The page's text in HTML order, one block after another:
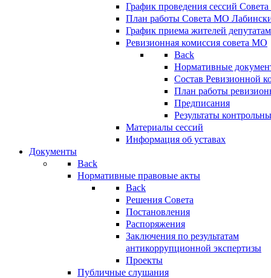
График проведения сессий
План работы Совета МО
График приема жителей
Ревизионная комиссия совета МО
Back
Нормативные
Состав Ревизионной
План работы
Предписания
Результаты
Материалы сессий
Информация об уставах
Документы
Back
Нормативные правовые акты
Back
Решения Совета
Постановления
Распоряжения
Заключения по результатам
антикоррупционной экспертизы
Проекты
Публичные слушания